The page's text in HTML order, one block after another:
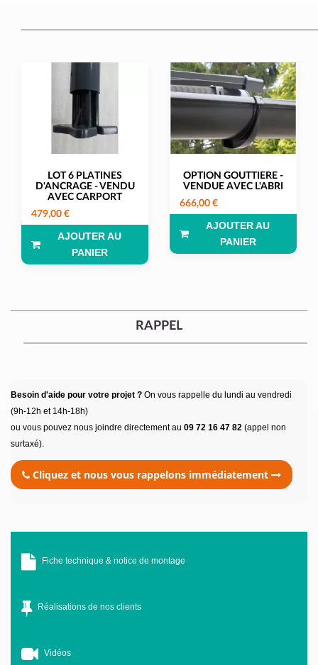
LOT 6 PLATINES
D'ANCRAGE - VENDU
AVEC CARPORT
479,00 €
AJOUTER AU
PANIER
OPTION GOUTTIERE -
VENDUE AVEC L'ABRI
666,00 €
AJOUTER AU
PANIER
RAPPEL
Besoin d'aide pour votre projet ? On vous rappelle du lundi au vendredi
(9h-12h et 14h-18h)
ou vous pouvez nous joindre directement au 09 72 16 47 82 (appel non
surtaxé).
Cliquez et nous vous rappelons immédiatement
Fiche technique & notice de montage
Réalisations de nos clients
Vidéos